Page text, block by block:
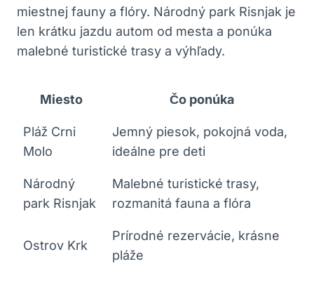
miestnej fauny a flóry. Národný park Risnjak je
len krátku jazdu autom od mesta a ponúka
malebné turistické trasy a výhľady.
Miesto Čo ponúka
Pláž Crni
Molo
Jemný piesok, pokojná voda,
ideálne pre deti
Národný
park Risnjak
Malebné turistické trasy,
rozmanitá fauna a flóra
Ostrov Krk
Prírodné rezervácie, krásne
pláže